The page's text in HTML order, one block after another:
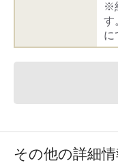
※
す
に
その他の詳細情